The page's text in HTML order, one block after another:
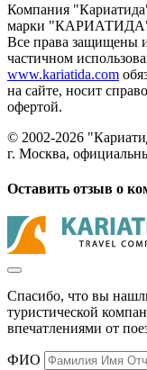
Компания
марки
Все права защищены
частичном
www.kariatida.com
на сайте, носит
офертой.
© 2002-2026
г. Москва,
Оставить отзыв о
Спасибо, что вы
туристической
впечатлениями от
ФИО